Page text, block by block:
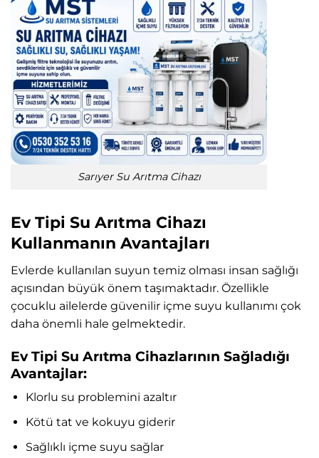
Sarıyer Su Arıtma Cihazı
Ev Tipi Su Arıtma Cihazı
Kullanmanın Avantajları
Evlerde kullanılan suyun temiz olması insan sağlığı
açısından büyük önem taşımaktadır. Özellikle
çocuklu ailelerde güvenilir içme suyu kullanımı çok
daha önemli hale gelmektedir.
Ev Tipi Su Arıtma Cihazlarının Sağladığı
Avantajlar:
Klorlu su problemini azaltır
Kötü tat ve kokuyu giderir
Sağlıklı içme suyu sağlar